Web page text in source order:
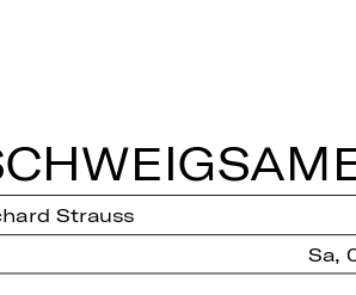
Strauss
Sa,